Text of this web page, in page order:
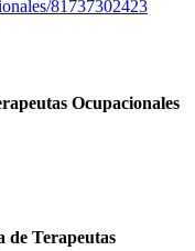
81737302423
Ocupacionales
de Terapeutas